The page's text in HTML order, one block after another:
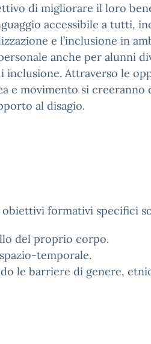
di migliorare il loro
accessibile a tutti,
e l’inclusione in
anche per alunni
inclusione. Attraverso le
e movimento si creeranno
al disagio.
formativi specifici
del proprio corpo.
temporale.
le barriere di genere,